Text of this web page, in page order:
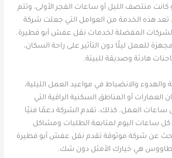
كانت منتصف الليل أو ساعات الفجر الأولى، وتتم
تعد هذه الخدمة من العوامل التي جعلت شركة
المفضلة لخدمات نقل عفش أبو فطيرة.
للعمل ليلًا دون التأثير على راحة السكان،
هادئة وصديقة للبيئة.
والهدوء والانضباط في مواعيد العمل الليلية،
العمارات أو المناطق السكنية الراقية التي
العمل. كذلك، تقدم الشركة دعمًا فنيًا
كل ساعات اليوم لمتابعة الطلبات ومشاكل
تبحث عن شركة موثوقة تقدم نقل عفش أبو فطيرة
هي خيارك الأمثل دون شك.